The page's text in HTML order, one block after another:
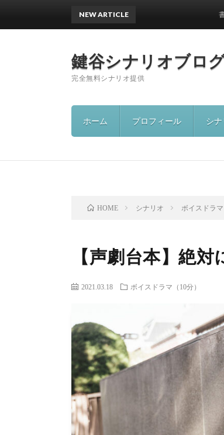
鍵谷シナリオブロ
完全無料シナリオ提供
ホーム プロフィール シ
NEW ARTICLE 書籍出
HOME シナリオ ボイスドラマ
【声劇台本】絶
2021.03.18 ボイスドラマ（10分）